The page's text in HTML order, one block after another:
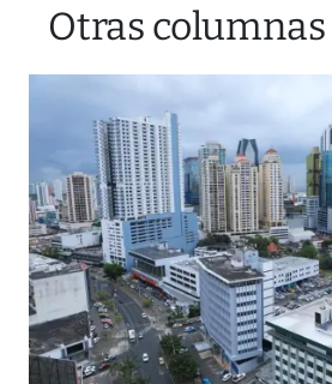
Otras columnas